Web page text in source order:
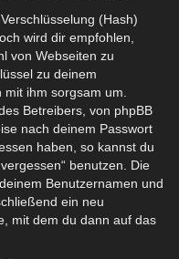
(Hash)
wird dir empfohlen,
von Webseiten zu
zu deinem
ihm sorgsam um.
Betreibers, von phpBB
nach deinem Passwort
haben, so kannst du
benutzen. Die
Benutzernamen und
ein neu
mit dem du dann auf das